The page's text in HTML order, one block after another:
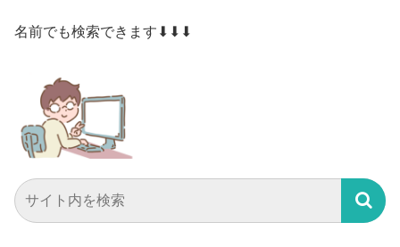
名前でも検索できます⬇⬇⬇